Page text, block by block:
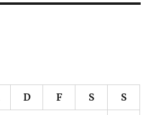
D F S S